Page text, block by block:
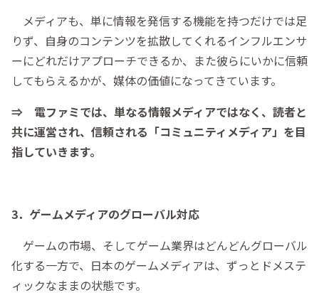
メディアも、単に情報を発信する機能を持つだけでは足
りず、自身のコンテンツを拡散してくれるインフルエンサ
ーにどれだけアプローチできるか、また彼らにいかに信頼
してもらえるかが、媒体の価値になってきています。
⇒ 電ファミでは、単なる情報メディアではなく、読者と
共に運営され、信頼される「コミュニティメディア」を目
指していきます。
3．ゲームメディアのグローバル対応
ゲームの市場、そしてゲーム業界はどんどんグローバル
化する一方で、日本のゲームメディアは、ずっとドメステ
ィックなままの状態です。